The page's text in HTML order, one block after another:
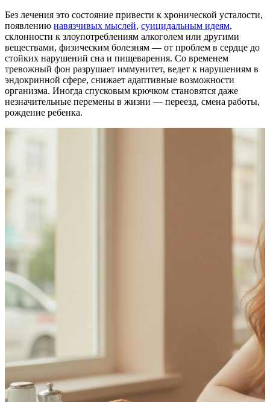
Без лечения это состояние привести к хронической усталости,
появлению навязчивых мыслей, суицидальным идеям,
склонности к злоупотреблениям алкоголем или другими
веществами, физическим болезням — от проблем в сердце до
стойких нарушений сна и пищеварения. Со временем
тревожный фон разрушает иммунитет, ведет к нарушениям в
эндокринной сфере, снижает адаптивные возможности
организма. Иногда спусковым крючком становятся даже
незначительные перемены в жизни — переезд, смена работы,
рождение ребенка.